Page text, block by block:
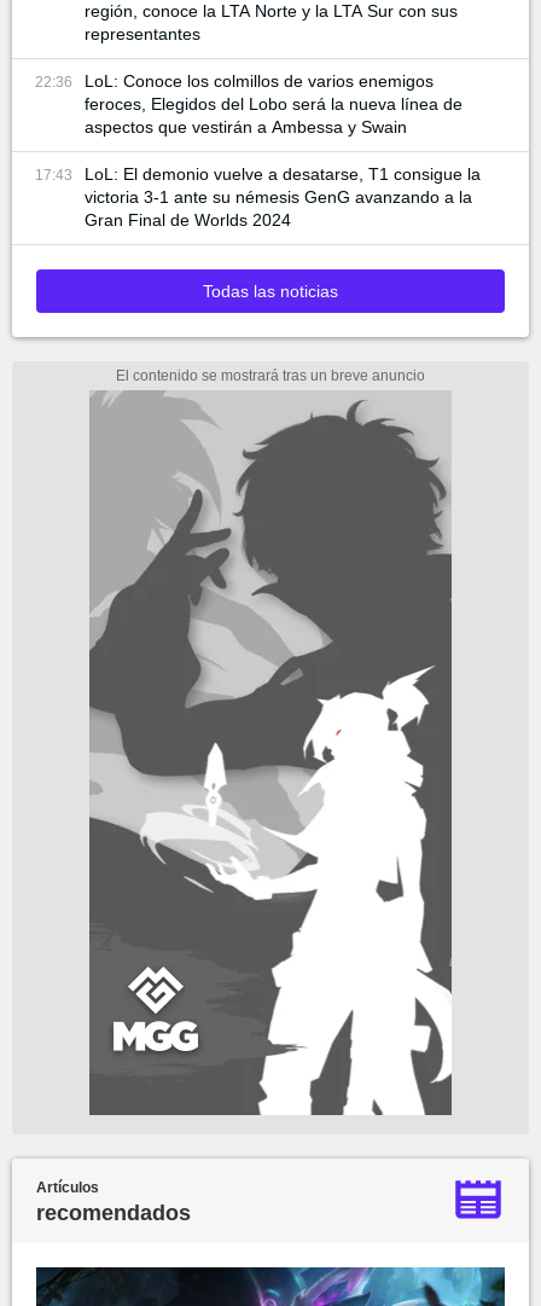
región, conoce la LTA Norte y la LTA Sur con sus
representantes
22:36
LoL: Conoce los colmillos de varios enemigos
feroces, Elegidos del Lobo será la nueva línea de
aspectos que vestirán a Ambessa y Swain
17:43
LoL: El demonio vuelve a desatarse, T1 consigue la
victoria 3-1 ante su némesis GenG avanzando a la
Gran Final de Worlds 2024
Todas las noticias
Artículos
recomendados